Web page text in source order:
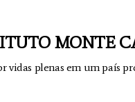
MONTE
vidas plenas em um país